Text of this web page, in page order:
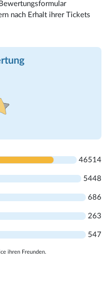
nach Erhalt ihrer Tickets
46514
5448
686
263
547
ihren Freunden.